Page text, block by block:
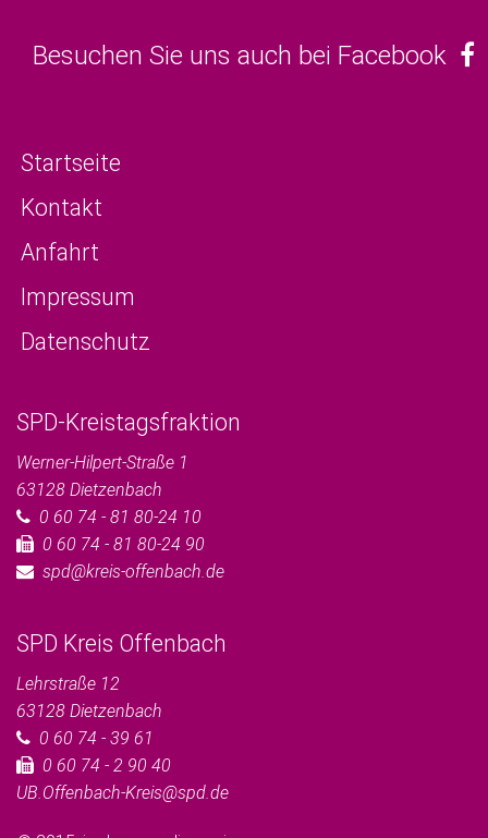
Besuchen Sie uns auch bei Facebook
Startseite
Kontakt
Anfahrt
Impressum
Datenschutz
SPD-Kreistagsfraktion
Werner-Hilpert-Straße 1
63128 Dietzenbach
0 60 74 - 81 80-24 10
0 60 74 - 81 80-24 90
spd@kreis-offenbach.de
SPD Kreis Offenbach
Lehrstraße 12
63128 Dietzenbach
0 60 74 - 39 61
0 60 74 - 2 90 40
UB.Offenbach-Kreis@spd.de